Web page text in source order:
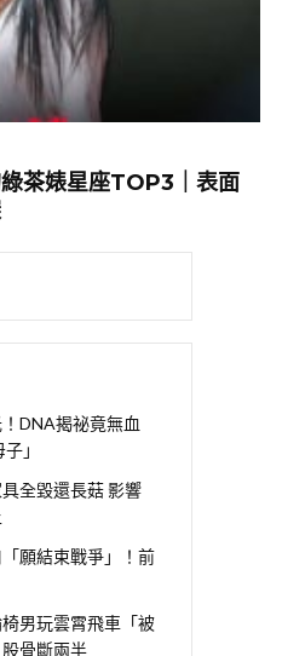
茶婊星座TOP3｜表面
DNA揭祕竟無血
」
全毀還長菇 影響
願結束戰爭」！前
男玩雲霄飛車「被
骨斷兩半